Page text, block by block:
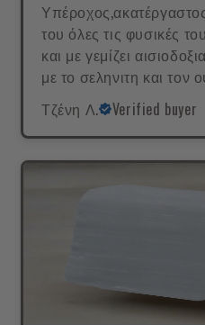
του όλες τις φυσικές
και με γεμίζει
με το σεληνιτη και τον
Τζένη Λ.
Verified buyer